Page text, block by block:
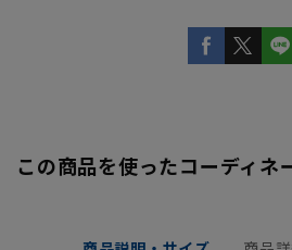
この商品を使ったコーディネ